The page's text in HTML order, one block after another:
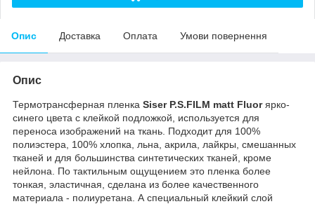
Опис Доставка Оплата Умови повернення
Опис
Термотрансферная пленка Siser P.S.FILM matt Fluorярко-
синего цвета с клейкой подложкой, используется для
переноса изображений на ткань. Подходит для 100%
полиэстера, 100% хлопка, льна, акрила, лайкры, смешанных
тканей и для большинства синтетических тканей, кроме
нейлона. По тактильным ощущением это пленка более
тонкая, эластичная, сделана из более качественного
материала - полиуретана. А специальный клейкий слой